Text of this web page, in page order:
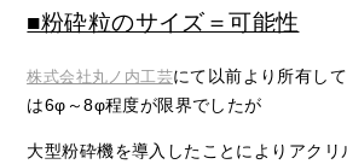
■粉砕粒のサイズ＝可能性
株式会社丸ノ内工芸にて以前より所有し
は6φ～8φ程度が限界でしたが
大型粉砕機を導入したことによりアク